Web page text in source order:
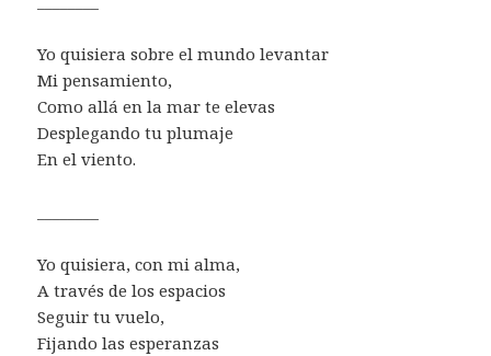
Yo quisiera sobre el mundo levantar
Mi pensamiento,
Como allá en la mar te elevas
Desplegando tu plumaje
En el viento.
Yo quisiera, con mi alma,
A través de los espacios
Seguir tu vuelo,
Fijando las esperanzas